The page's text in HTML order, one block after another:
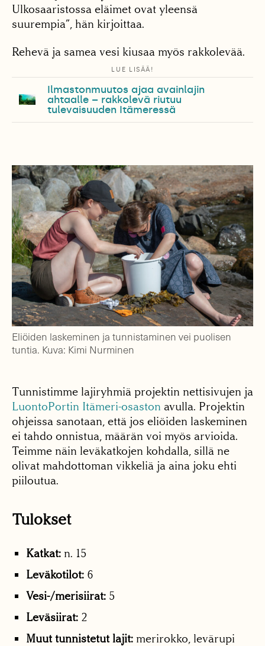
Ulkosaaristossa eläimet ovat yleensä
suurempia”, hän kirjoittaa.
Rehevä ja samea vesi kiusaa myös rakkolevää.
LUE LISÄÄ!
Ilmastonmuutos ajaa avainlajin
ahtaalle – rakkolevä riutuu
tulevaisuuden Itämeressä
Eliöiden laskeminen ja tunnistaminen vei puolisen
tuntia. Kuva: Kimi Nurminen
Tunnistimme lajiryhmiä projektin nettisivujen ja
LuontoPortin Itämeri-osaston avulla. Projektin
ohjeissa sanotaan, että jos eliöiden laskeminen
ei tahdo onnistua, määrän voi myös arvioida.
Teimme näin leväkatkojen kohdalla, sillä ne
olivat mahdottoman vikkeliä ja aina joku ehti
piiloutua.
Tulokset
Katkat: n. 15
Leväkotilot: 6
Vesi-/merisiirat: 5
Leväsiirat: 2
Muut tunnistetut lajit: merirokko, levärupi